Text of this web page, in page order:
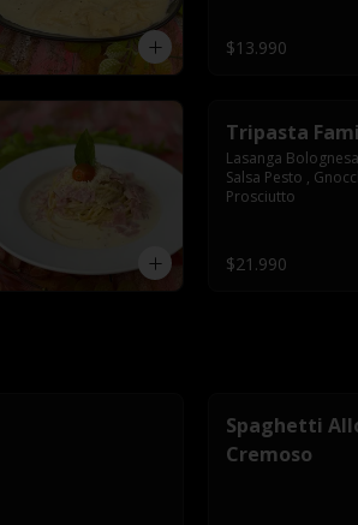
$13.990
Tripasta
Lasanga
Salsa Pesto ,
Prosciutto
$21.990
Spaghetti
Cremoso